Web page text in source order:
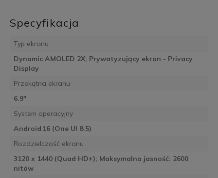
Specyfikacja
Typ ekranu
Dynamic AMOLED 2X; Prywatyzujący ekran - Privacy
Display
Przekątna ekranu
6.9"
System operacyjny
Android 16 (One UI 8.5)
Rozdzielczość ekranu
3120 x 1440 (Quad HD+); Maksymalna jasność: 2600
nitów